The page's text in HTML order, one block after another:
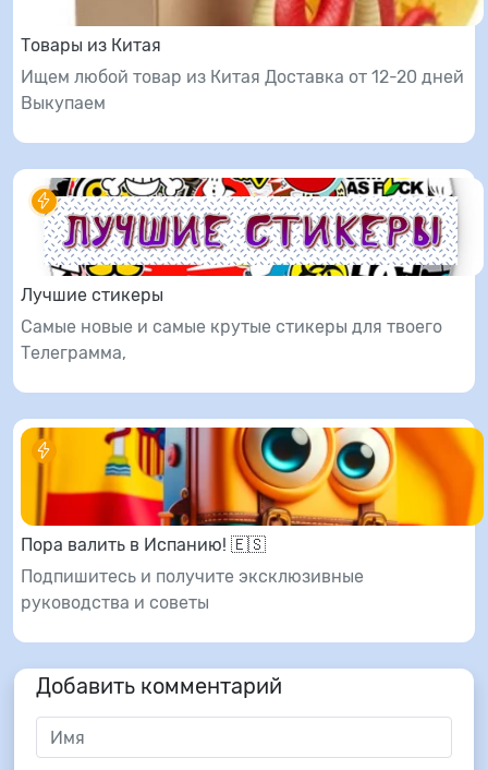
Товары из Китая
Ищем любой товар из Китая Доставка от 12-20 дней
Выкупаем
Лучшие стикеры
Самые новые и самые крутые стикеры для твоего
Телеграмма,
Пора валить в Испанию! 🇪🇸
Подпишитесь и получите эксклюзивные
руководства и советы
Добавить комментарий